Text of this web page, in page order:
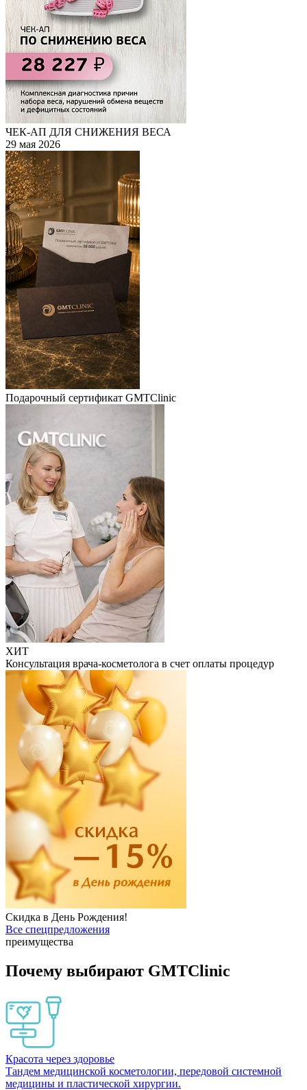
ЧЕК-АП ДЛЯ СНИЖЕНИЯ ВЕСА
29 мая 2026
Подарочный сертификат GMTClinic
ХИТ
Консультация врача-косметолога в счет оплаты процедур
Скидка в День Рождения!
Все спецпредложения
преимущества
Почему выбирают GMTClinic
Красота через здоровье
Тандем медицинской косметологии, передовой системной
медицины и пластической хирургии.